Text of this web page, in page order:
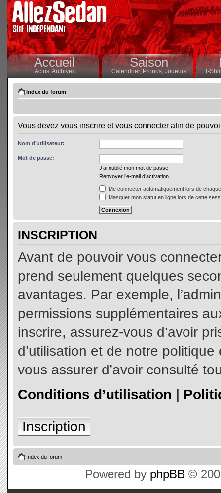
Accueil
Actus,Archives
Saison
Calendrier,Pronos, Joueurs T-
Index du forum
Vous devez vous inscrire et vous connecter afin de
Nom d’utilisateur:
Mot de passe:
J’ai oublié mon mot de passe
Renvoyer l’e-mail d’activation
Me connecter automatiquement lors de
Masquer mon statut en ligne lors de cette
INSCRIPTION
Avant de pouvoir vous
prend seulement quelques
avantages. Par exemple,
permissions supplémentaires
inscrire, assurez-vous d’avoir
d’utilisation et de notre
vous assurer d’avoir consulté
Conditions d’utilisation |
Inscription
Index du forum
Powered by phpBB ©